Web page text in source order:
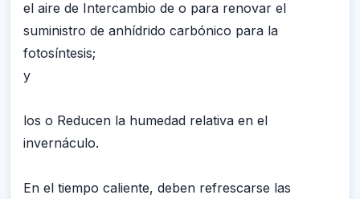
el aire de Intercambio de o para renovar el
suministro de anhídrido carbónico para la
fotosíntesis;
y
los o Reducen la humedad relativa en el
invernáculo.
En el tiempo caliente, deben refrescarse las